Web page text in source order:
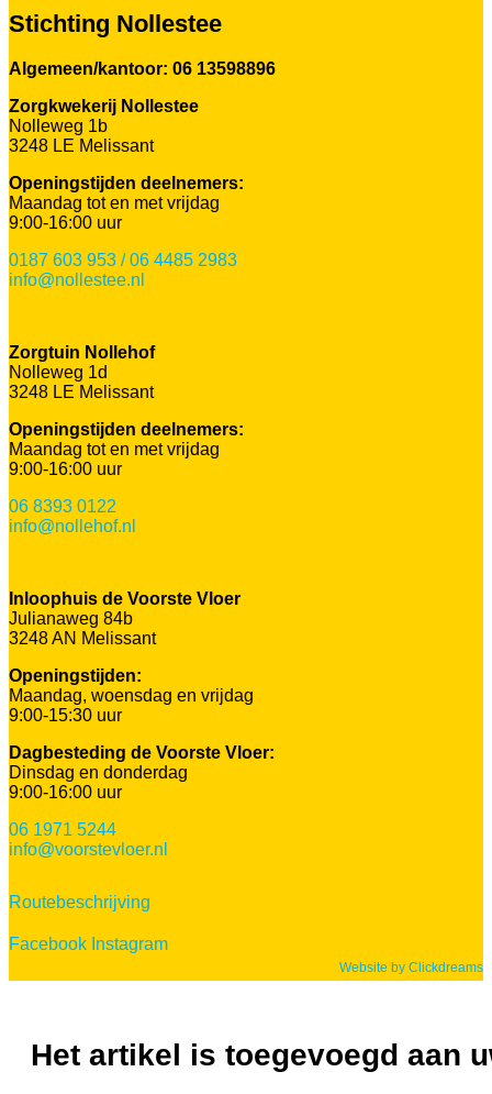
Stichting Nollestee
Algemeen/kantoor: 06 13598896
Zorgkwekerij Nollestee
Nolleweg 1b
3248 LE Melissant
Openingstijden deelnemers:
Maandag tot en met vrijdag
9:00-16:00 uur
0187 603 953 / 06 4485 2983
info@nollestee.nl
Zorgtuin Nollehof
Nolleweg 1d
3248 LE Melissant
Openingstijden deelnemers:
Maandag tot en met vrijdag
9:00-16:00 uur
06 8393 0122
info@nollehof.nl
Inloophuis de Voorste Vloer
Julianaweg 84b
3248 AN Melissant
Openingstijden:
Maandag, woensdag en vrijdag
9:00-15:30 uur
Dagbesteding de Voorste Vloer:
Dinsdag en donderdag
9:00-16:00 uur
06 1971 5244
info@voorstevloer.nl
Routebeschrijving
Facebook Instagram
Website by Clickdreams
Het artikel is toegevoegd aan